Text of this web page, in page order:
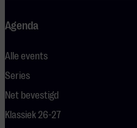
Agenda
Alle events
Series
Net bevestigd
Klassiek 26-27